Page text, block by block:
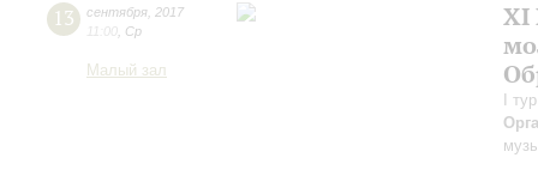
13 сентября 2017
Ср
Малый зал
XI
I